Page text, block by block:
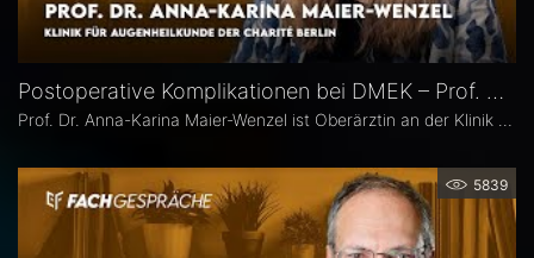
Postoperative Komplikationen bei DMEK – Prof. Dr. Anna-Karina Maier-Wenzel
5839